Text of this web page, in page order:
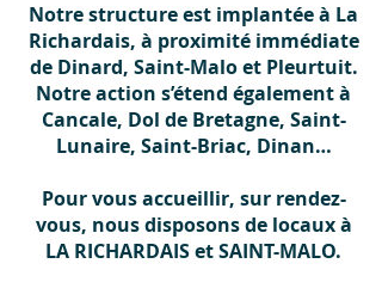
Notre structure est implantée à La
Richardais, à proximité immédiate
de Dinard, Saint-Malo et Pleurtuit.
Notre action s’étend également à
Cancale, Dol de Bretagne, Saint-
Lunaire, Saint-Briac, Dinan…
Pour vous accueillir, sur rendez-
vous, nous disposons de locaux à
LA RICHARDAIS et SAINT-MALO.